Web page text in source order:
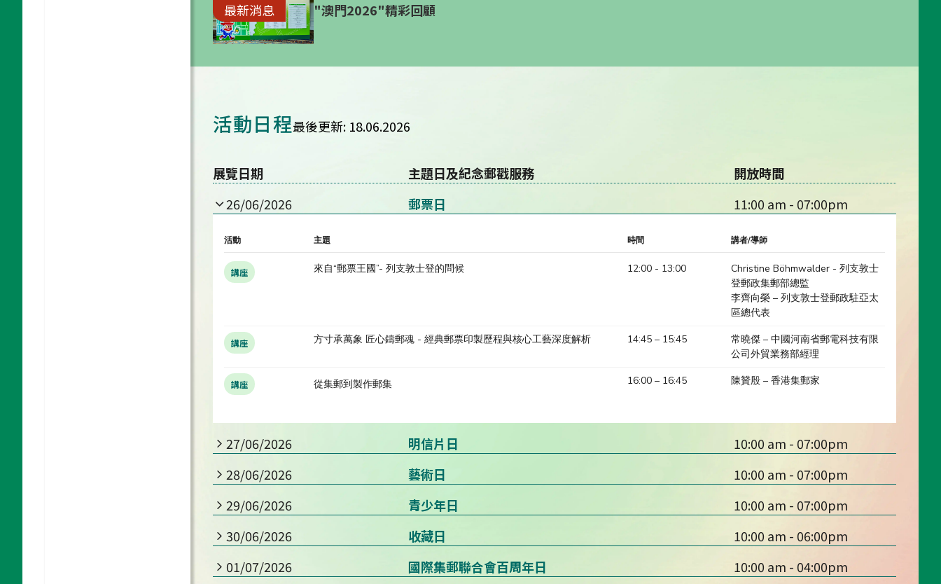
最新消息 "澳門2026"精彩回顧
活動日程最後更新: 18.06.2026
展覽日期 主題日及紀念郵戳服務
開放時間
26/06/2026
郵票日 11:00 am - 07:00pm
活動 主題 時間 講者/導師
講座 來自“郵票王國”- 列支敦士登的問候 12:00 - 13:00
Christine Böhmwalder - 列支敦士
登郵政集郵部總監
李齊向榮 – 列支敦士登郵政駐亞太
區總代表
講座 方寸承萬象 匠心鑄郵魂 - 經典郵票印製歷程與核心工藝深度解析 14:45 – 15:45
常曉傑 – 中國河南省郵電科技有限
公司外貿業務部經理
講座 從集郵到製作郵集 16:00 – 16:45 陳贊殷 – 香港集郵家
27/06/2026 明信片日
10:00 am - 07:00pm
28/06/2026
藝術日
10:00 am - 07:00pm
29/06/2026
青少年日
10:00 am - 07:00pm
30/06/2026
收藏日
10:00 am - 06:00pm
01/07/2026
國際集郵聯合會百周年日 10:00 am - 04:00pm